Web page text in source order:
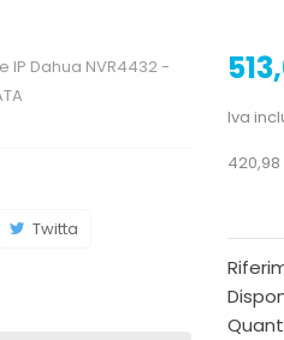
Iva
IP Dahua NVR4432 -
Twitta